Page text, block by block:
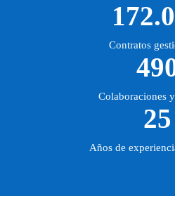
Contratos
Colaboraciones
25
Años de